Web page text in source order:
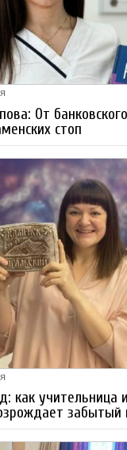
От
стоп
как учительница
забытый